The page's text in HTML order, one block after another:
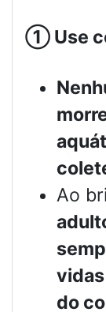
① Use
Ao
do